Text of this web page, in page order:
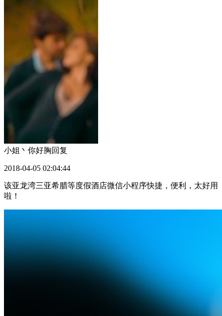
小姐丶你好胸回复
2018-04-05 02:04:44
该亚龙湾三亚希腊等度假酒店微信小程序快捷，便利，太好用
啦！